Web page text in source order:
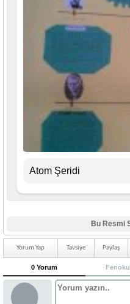
Atom Şeridi
Bu Resmi
Yorum Yap Tavsiye Paylaş
0 Yorum